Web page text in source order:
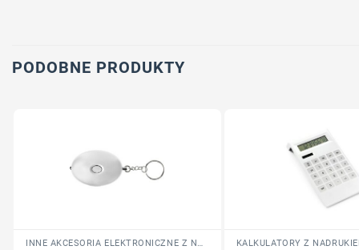
PODOBNE PRODUKTY
INNE AKCESORIA ELEKTRONICZNE Z NADRUKIEM LOGO KALKULATORY Z